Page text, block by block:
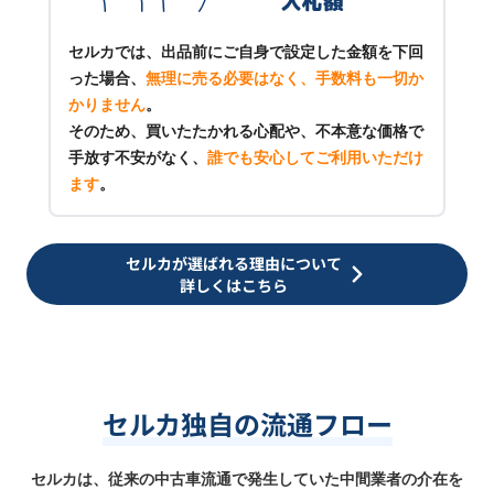
セルカでは、出品前にご自身で設定した金額を下回
った場合、 無理に売る必要はなく、手数料も一切か
かりません。
そのため、買いたたかれる心配や、不本意な価格で
手放す不安がなく、 誰でも安心してご利用いただけ
ます。
セルカが選ばれる理由について
詳しくはこちら
セルカ独自の流通フロー
セルカは、従来の中古車流通で発生していた中間業者の介在を